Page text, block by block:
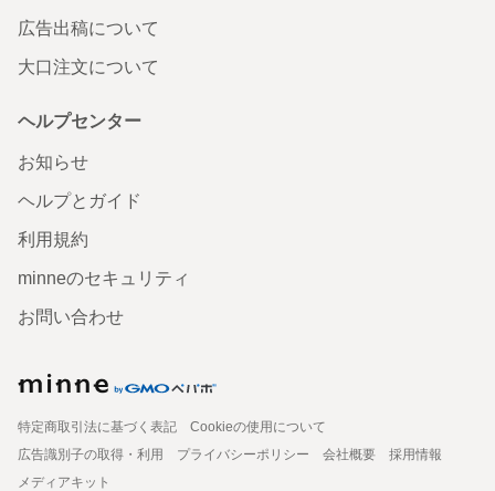
広告出稿について
大口注文について
ヘルプセンター
お知らせ
ヘルプとガイド
利用規約
minneのセキュリティ
お問い合わせ
特定商取引法に基づく表記
Cookieの使用について
広告識別子の取得・利用
プライバシーポリシー 会社概要
採用情報
メディアキット